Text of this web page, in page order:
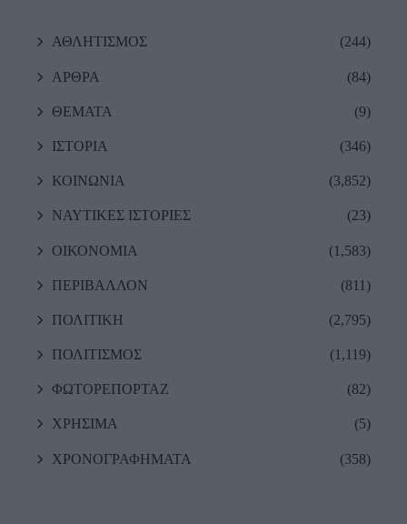
ΑΘΛΗΤΙΣΜΟΣ (244)
ΑΡΘΡΑ (84)
ΘΕΜΑΤΑ (9)
ΙΣΤΟΡΙΑ (346)
ΚΟΙΝΩΝΙΑ (3,852)
ΝΑΥΤΙΚΕΣ ΙΣΤΟΡΙΕΣ (23)
ΟΙΚΟΝΟΜΙΑ (1,583)
ΠΕΡΙΒΑΛΛΟΝ (811)
ΠΟΛΙΤΙΚΗ (2,795)
ΠΟΛΙΤΙΣΜΟΣ (1,119)
ΦΩΤΟΡΕΠΟΡΤΑΖ (82)
ΧΡΗΣΙΜΑ (5)
ΧΡΟΝΟΓΡΑΦΗΜΑΤΑ (358)